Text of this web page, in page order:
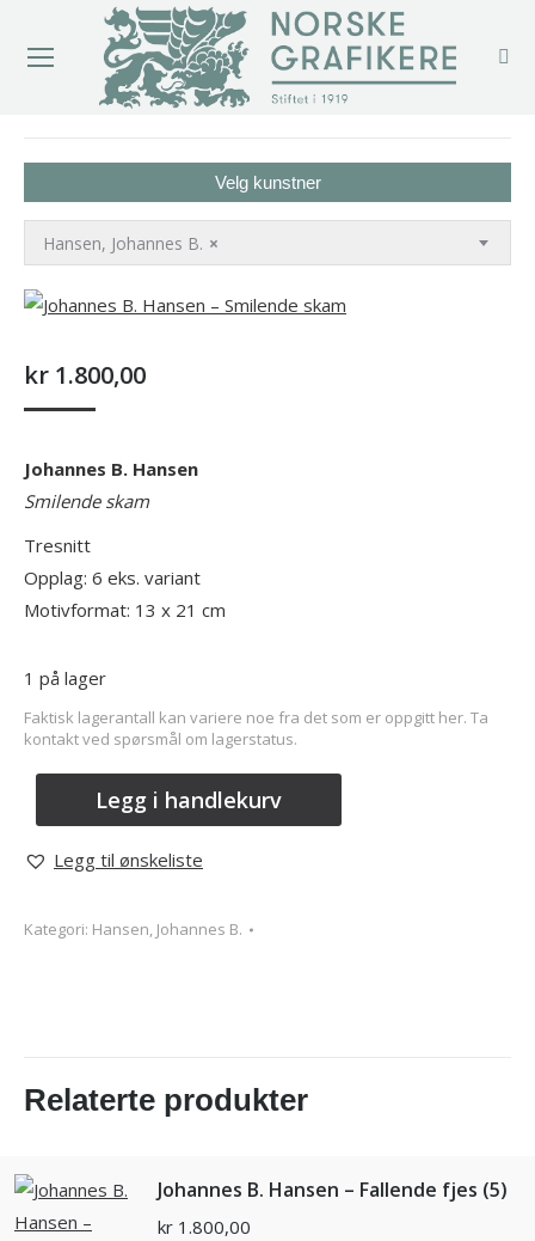
Velg kunstner
×
Hansen, Johannes B.
kr 1.800,00
Johannes B. Hansen
Smilende skam
Tresnitt
Opplag: 6 eks. variant
Motivformat: 13 x 21 cm
1 på lager
Faktisk lagerantall kan variere noe fra det som er oppgitt her. Ta
kontakt ved spørsmål om lagerstatus.
Legg i handlekurv
Legg til ønskeliste
Kategori: Hansen, Johannes B.
Relaterte produkter
Johannes B. Hansen – Fallende fjes (5)
kr 1.800,00